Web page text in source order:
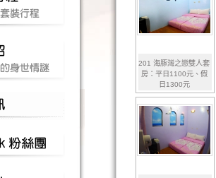
201 海豚灣之戀雙人套
房：平日1100元、假
日1300元